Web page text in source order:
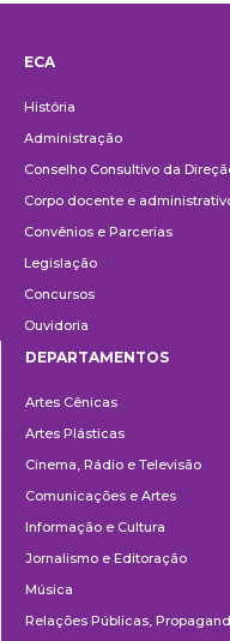
ECA
História
Administração
Conselho Consultivo da
Corpo docente e
Convênios e Parcerias
Legislação
Concursos
Ouvidoria
DEPARTAMENTOS
Artes Cênicas
Artes Plásticas
Cinema, Rádio e Televisão
Comunicações e Artes
Informação e Cultura
Jornalismo e Editoração
Música
Relações Públicas,